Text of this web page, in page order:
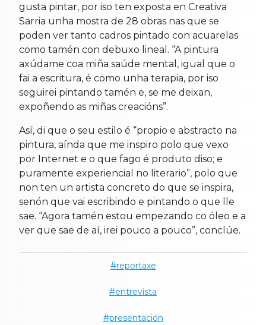
gusta pintar, por iso ten exposta en Creativa
Sarria unha mostra de 28 obras nas que se
poden ver tanto cadros pintado con acuarelas
como tamén con debuxo lineal. “A pintura
axúdame coa miña saúde mental, igual que o
fai a escritura, é como unha terapia, por iso
seguirei pintando tamén e, se me deixan,
expoñendo as miñas creacións”.
Así, di que o seu estilo é “propio e abstracto na
pintura, aínda que me inspiro polo que vexo
por Internet e o que fago é produto diso; e
puramente experiencial no literario”, polo que
non ten un artista concreto do que se inspira,
senón que vai escribindo e pintando o que lle
sae. “Agora tamén estou empezando co óleo e a
ver que sae de aí, irei pouco a pouco”, conclúe.
reportaxe
entrevista
presentación